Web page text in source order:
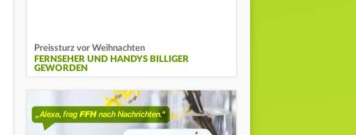
Preissturz vor Weihnachten
FERNSEHER UND HANDYS BILLIGER
GEWORDEN